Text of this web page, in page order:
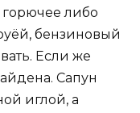
горючее либо
бензиновый
Если же
Сапун
иглой, а